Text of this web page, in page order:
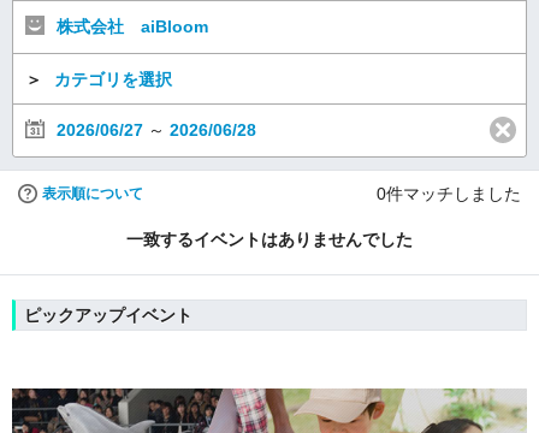
株式会社 aiBloom
＞ カテゴリを選択
2026/06/27 ～ 2026/06/28
表示順について 0件マッチしました
一致するイベントはありませんでした
ピックアップイベント